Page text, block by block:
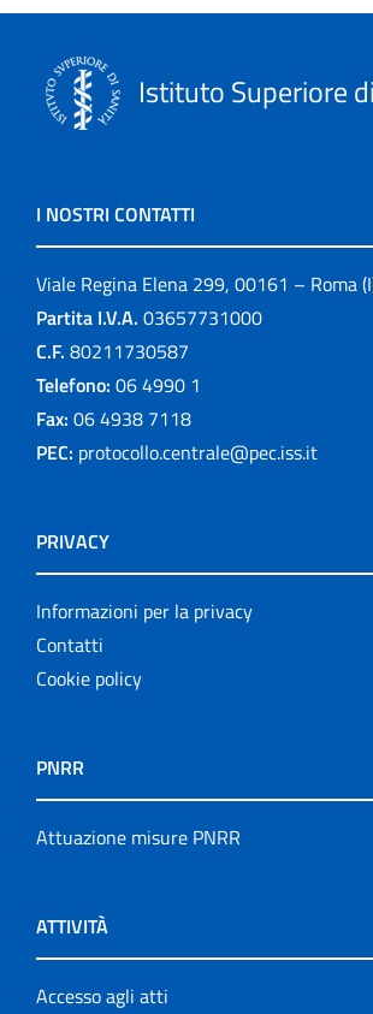
Istituto Superiore
I NOSTRI CONTATTI
Viale Regina Elena 299, 00161 – Roma
Partita I.V.A. 03657731000
C.F. 80211730587
Telefono: 06 4990 1
Fax: 06 4938 7118
PEC: protocollo.centrale@pec.iss.it
PRIVACY
Informazioni per la privacy
Contatti
Cookie policy
PNRR
Attuazione misure PNRR
ATTIVITÀ
Accesso agli atti